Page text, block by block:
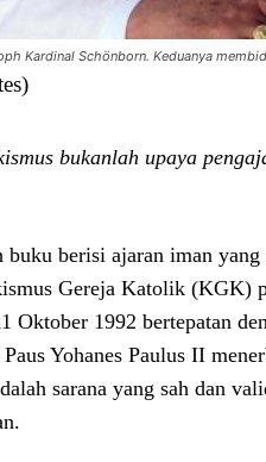
Kardinal Schönborn. Keduanya
bukanlah upaya
berisi ajaran iman yang
Gereja Katolik (KGK)
Oktober 1992 bertepatan
Yohanes Paulus II
sarana yang sah dan